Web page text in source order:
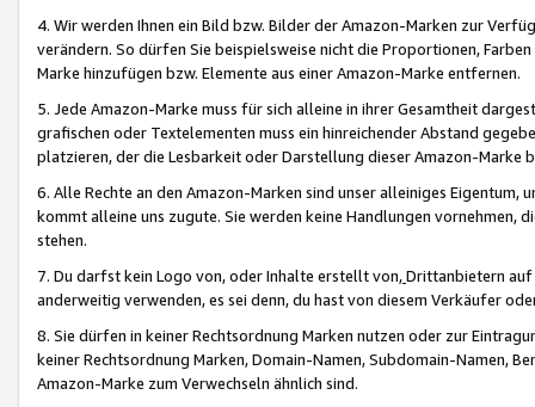
4. Wir werden Ihnen ein Bild bzw. Bilder der Amazon-Marken zur
verändern. So dürfen Sie beispielsweise nicht die Proportionen,
Marke hinzufügen bzw. Elemente aus einer Amazon-Marke entfernen.
5. Jede Amazon-Marke muss für sich alleine in ihrer Gesamtheit
grafischen oder Textelementen muss ein hinreichender Abstand
platzieren, der die Lesbarkeit oder Darstellung dieser Amazon-Marke
6. Alle Rechte an den Amazon-Marken sind unser alleiniges
kommt alleine uns zugute. Sie werden keine Handlungen vornehmen,
stehen.
7. Du darfst kein Logo von, oder Inhalte erstellt von,Drittanbietern auf
anderweitig verwenden, es sei denn, du hast von diesem Verkäufer
8. Sie dürfen in keiner Rechtsordnung Marken nutzen oder zur
keiner Rechtsordnung Marken, Domain-Namen, Subdomain-Namen,
Amazon-Marke zum Verwechseln ähnlich sind.